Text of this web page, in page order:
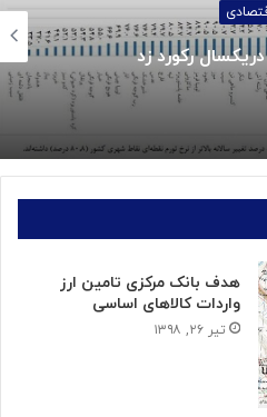
واریز کالابرگ خردادماه:
هدف بانک مرکزی تامین ارز
واردات کالاهای اساسی
تیر ۲۶, ۱۳۹۸